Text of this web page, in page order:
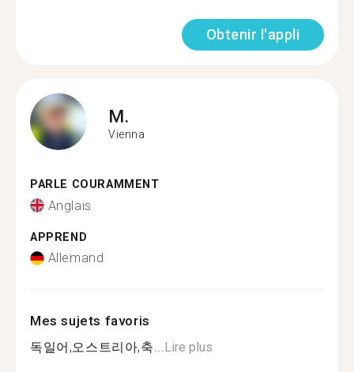
Obtenir l'appli
M.
Vienna
PARLE COURAMMENT
Anglais
APPREND
Allemand
Mes sujets favoris
독일어,오스트리아,축...Lire plus